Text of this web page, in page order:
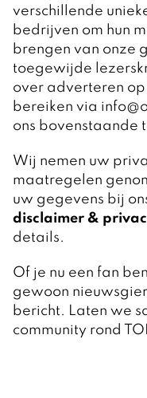
verschillende
bedrijven om hun
brengen van onze
toegewijde
over adverteren op
bereiken via
ons bovenstaande
Wij nemen uw
maatregelen
uw gegevens bij
disclaimer &
details.
Of je nu een fan
gewoon
bericht. Laten we
community rond